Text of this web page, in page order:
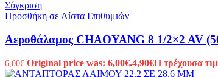
Σύγκριση
Προσθήκη σε Λίστα Επιθυμιών
Αεροθάλαμος CHAOYANG 8 1/2×2 AV
6,00€ Original price was: 6,00€.4,90€Η τρέχουσα